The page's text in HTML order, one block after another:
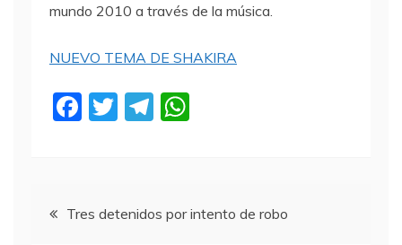
mundo 2010 a través de la música.
NUEVO TEMA DE SHAKIRA
F
b
T
T
a A
Navegación
Tres detenidos por intento de robo